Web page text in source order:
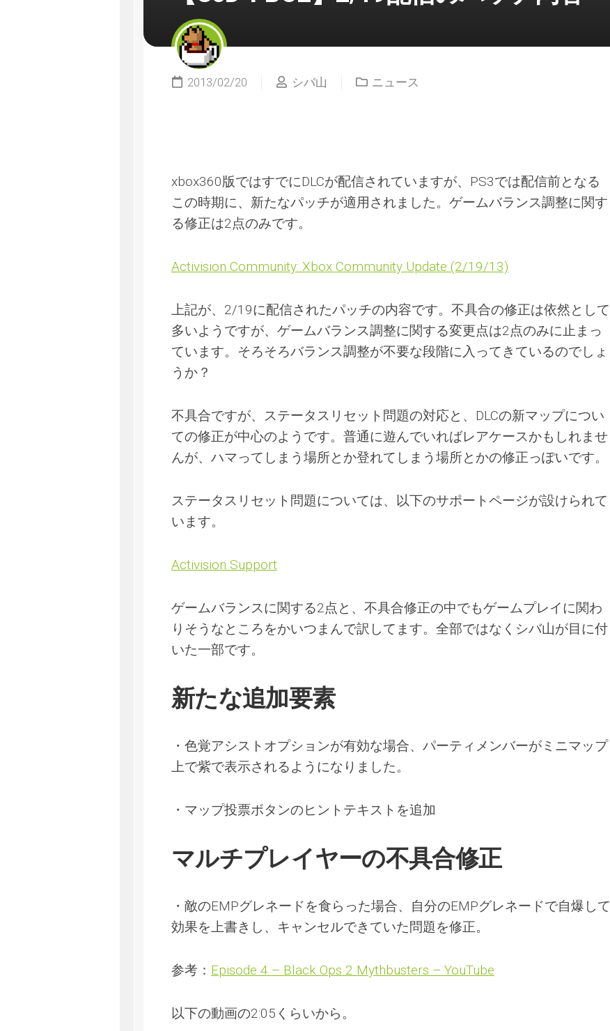
2013/02/20 シバ山 ニュース
xbox360版ではすでにDLCが配信されていますが、PS3では配信前となる
この時期に、新たなパッチが適用されました。ゲームバランス調整に関す
る修正は2点のみです。
Activision Community: Xbox Community Update (2/19/13)
上記が、2/19に配信されたパッチの内容です。不具合の修正は依然として
多いようですが、ゲームバランス調整に関する変更点は2点のみに止まっ
ています。そろそろバランス調整が不要な段階に入ってきているのでしょ
うか？
不具合ですが、ステータスリセット問題の対応と、DLCの新マップについ
ての修正が中心のようです。普通に遊んでいればレアケースかもしれませ
んが、ハマってしまう場所とか登れてしまう場所とかの修正っぽいです。
ステータスリセット問題については、以下のサポートページが設けられて
います。
Activision Support
ゲームバランスに関する2点と、不具合修正の中でもゲームプレイに関わ
りそうなところをかいつまんで訳してます。全部ではなくシバ山が目に付
いた一部です。
新たな追加要素
・色覚アシストオプションが有効な場合、パーティメンバーがミニマップ
上で紫で表示されるようになりました。
・マップ投票ボタンのヒントテキストを追加
マルチプレイヤーの不具合修正
・敵のEMPグレネードを食らった場合、自分のEMPグレネードで自爆して
効果を上書きし、キャンセルできていた問題を修正。
参考： Episode 4 – Black Ops 2 Mythbusters – YouTube
以下の動画の2:05くらいから。